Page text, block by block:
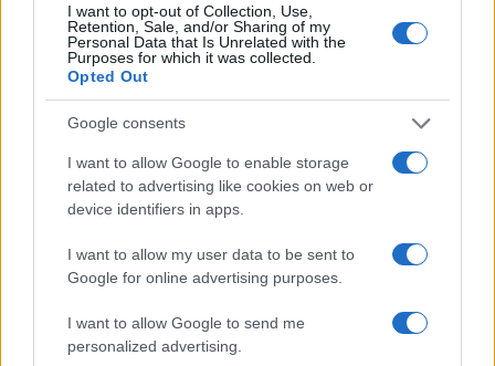
I want to opt-out of Collection, Use,
Retention, Sale, and/or Sharing of my
Personal Data that Is Unrelated with the
Purposes for which it was collected.
Opted Out
Google consents
I want to allow Google to enable storage
related to advertising like cookies on web or
device identifiers in apps.
I want to allow my user data to be sent to
Google for online advertising purposes.
I want to allow Google to send me
personalized advertising.